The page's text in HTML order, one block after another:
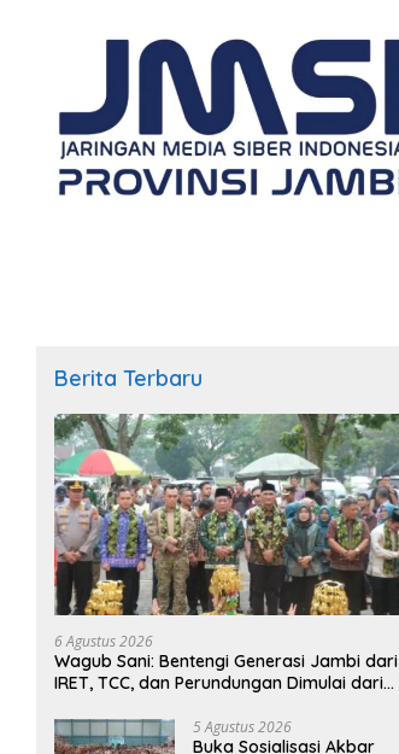
Berita Terbaru
6 Agustus 2026
Wagub Sani: Bentengi Generasi Jambi dari
IRET, TCC, dan Perundungan Dimulai dari
5 Agustus 2026
Buka Sosialisasi Akbar